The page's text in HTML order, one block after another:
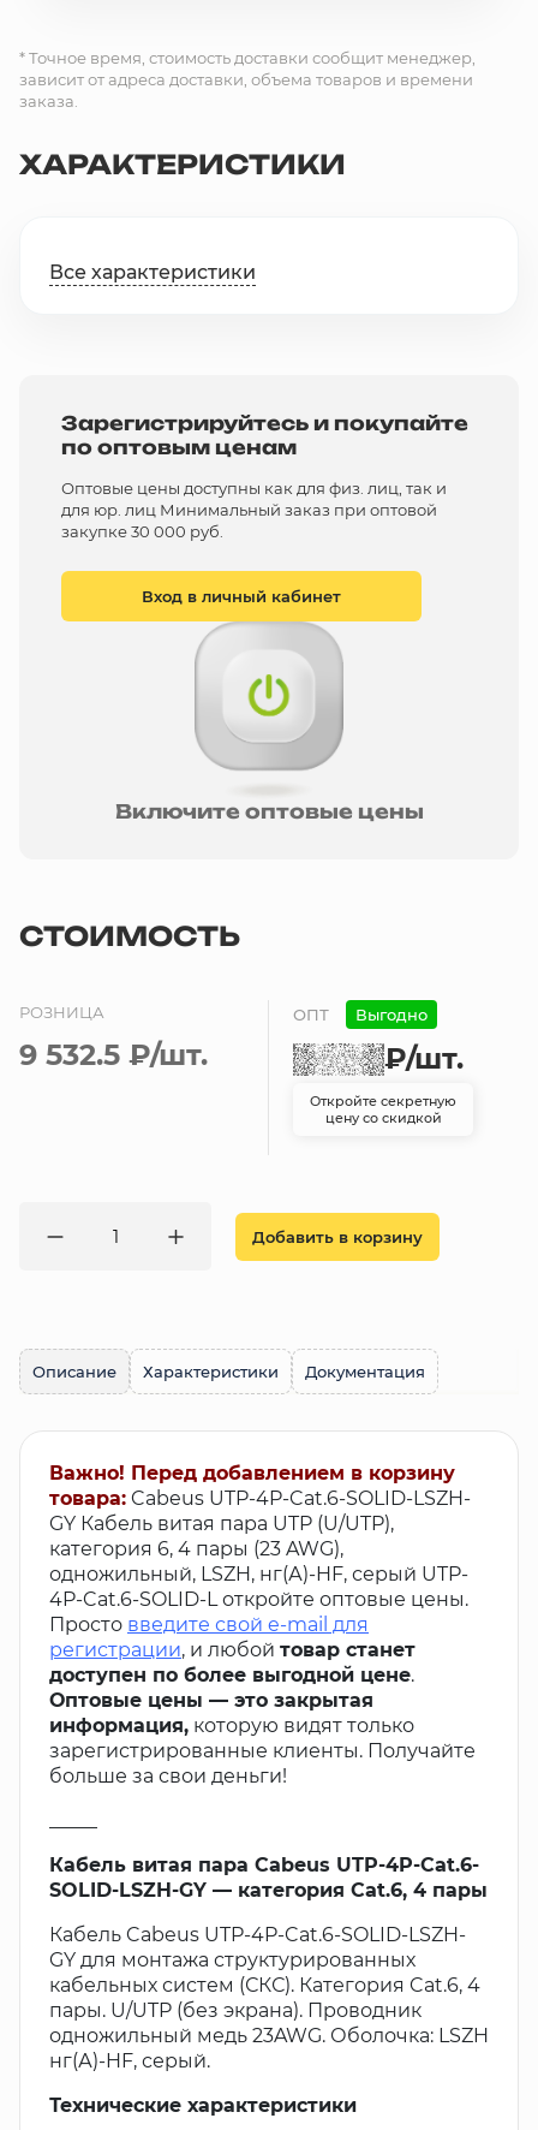
* Точное время, стоимость доставки сообщит менеджер,
зависит от адреса доставки, объема товаров и времени
заказа.
ХАРАКТЕРИСТИКИ
Все характеристики
Зарегистрируйтесь и покупайте
по оптовым ценам
Оптовые цены доступны как для физ. лиц, так и
для юр. лиц Минимальный заказ при оптовой
закупке 30 000 руб.
Вход в личный кабинет
Включите оптовые цены
СТОИМОСТЬ
РОЗНИЦА
9 532.5 ₽/шт.
ОПТ Выгодно
₽/шт.
Откройте секретную
цену со скидкой
Добавить в корзину
Описание Характеристики Документация
Важно! Перед добавлением в корзину
товара: Cabeus UTP-4P-Cat.6-SOLID-LSZH-
GY Кабель витая пара UTP (U/UTP),
категория 6, 4 пары (23 AWG),
одножильный, LSZH, нг(А)-HF, серый UTP-
4P-Cat.6-SOLID-L откройте оптовые цены.
Просто введите свой e-mail для
регистрации, и любой товар станет
доступен по более выгодной цене.
Оптовые цены — это закрытая
информация, которую видят только
зарегистрированные клиенты. Получайте
больше за свои деньги!
Кабель витая пара Cabeus UTP-4P-Cat.6-
SOLID-LSZH-GY — категория Cat.6, 4 пары
Кабель Cabeus UTP-4P-Cat.6-SOLID-LSZH-
GY для монтажа структурированных
кабельных систем (СКС). Категория Cat.6, 4
пары. U/UTP (без экрана). Проводник
одножильный медь 23AWG. Оболочка: LSZH
нг(А)-HF, серый.
Технические характеристики